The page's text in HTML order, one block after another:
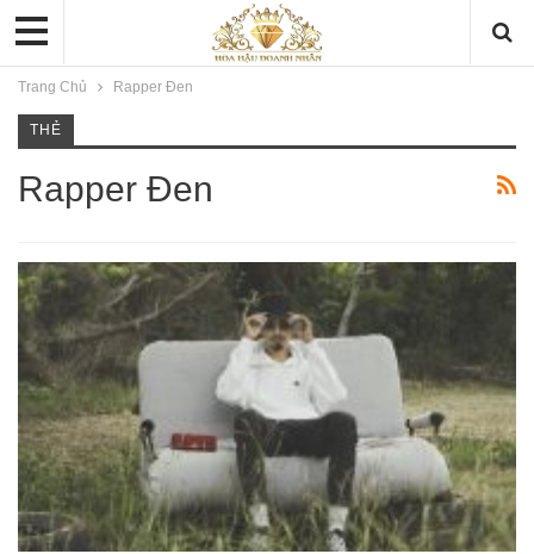
Trang Chủ Rapper Đen
THẺ
Rapper Đen